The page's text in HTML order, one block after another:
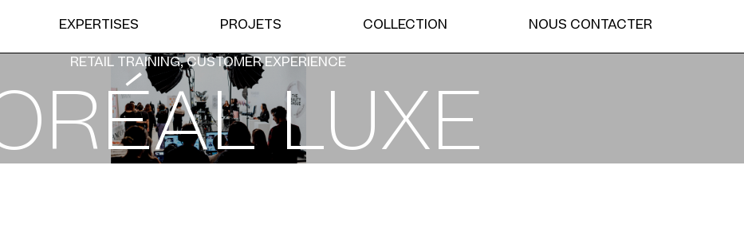
EXPERTISES PROJETS COLLECTION
NOUS CONTACTER
RETAIL TRAINING, CUSTOMER EXPERIENCE
LUXE